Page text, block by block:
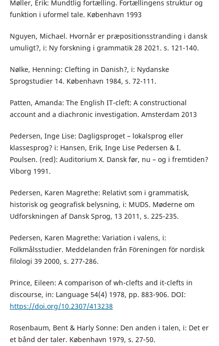
Møller, Erik: Mundtlig fortælling. Fortællingens struktur og
funktion i uformel tale. København 1993
Nguyen, Michael. Hvornår er præpositionsstranding i dansk
umuligt?, i: Ny forskning i grammatik 28 2021. s. 121-140.
Nølke, Henning: Clefting in Danish?, i: Nydanske
Sprogstudier 14. København 1984, s. 72-111.
Patten, Amanda: The English IT-cleft: A constructional
account and a diachronic investigation. Amsterdam 2013
Pedersen, Inge Lise: Dagligsproget – lokalsprog eller
klassesprog? i: Hansen, Erik, Inge Lise Pedersen & I.
Poulsen. (red): Auditorium X. Dansk før, nu – og i fremtiden?
Viborg 1991.
Pedersen, Karen Magrethe: Relativt som i grammatisk,
historisk og geografisk belysning, i: MUDS. Møderne om
Udforskningen af Dansk Sprog, 13 2011, s. 225-235.
Pedersen, Karen Magrethe: Variation i valens, i:
Folkmålsstudier. Meddelanden från Föreningen för nordisk
filologi 39 2000, s. 277-286.
Prince, Eileen: A comparison of wh-clefts and it-clefts in
discourse, in: Language 54(4) 1978, pp. 883-906. DOI:
https://doi.org/10.2307/413238
Rosenbaum, Bent & Harly Sonne: Den anden i talen, i: Det er
et bånd der taler. København 1979, s. 27-50.